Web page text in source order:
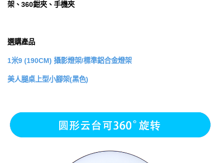
架、360鉗夾、手機夾
選購產品
1米9 (190CM) 攝影燈架/標準鋁合金燈架
美人腿桌上型小腳架(黑色)